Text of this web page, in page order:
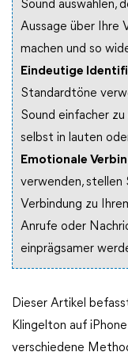
Sound auswählen,
Aussage über Ihre
machen und so
Eindeutige
Standardtöne
Sound einfacher
selbst in lauten
Emotionale
verwenden, stellen
Verbindung zu
Anrufe oder
einprägsamer
Dieser Artikel
Klingelton auf
verschiedene